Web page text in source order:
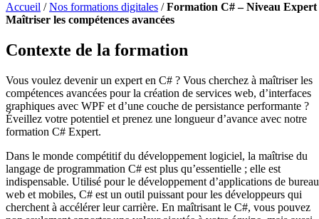
Accueil /Nos formations digitales /Formation C# – Niveau Expert
Maîtriser les compétences avancées
Contexte de la formation
Vous voulez devenir un expert en C# ? Vous cherchez à maîtriser les
compétences avancées pour la création de services web, d’interfaces
graphiques avec WPF et d’une couche de persistance performante ?
Éveillez votre potentiel et prenez une longueur d’avance avec notre
formation C# Expert.
Dans le monde compétitif du développement logiciel, la maîtrise du
langage de programmation C# est plus qu’essentielle ; elle est
indispensable. Utilisé pour le développement d’applications de
web et mobiles, C# est un outil puissant pour les développeurs qui
cherchent à accélérer leur carrière. En maîtrisant le C#, vous pouvez